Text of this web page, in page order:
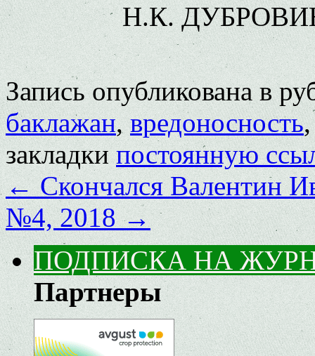
Н.К.
Запись опубликована в
баклажан,вредоносность
закладкипостоянную
←Скончался Валентин
№4, 2018→
ПОДПИСКА НА
Партнеры